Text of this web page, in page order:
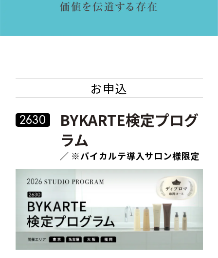
お申込
2630
BYKARTE検定プログ
ラム
／ ※バイカルテ導入サロン様限定